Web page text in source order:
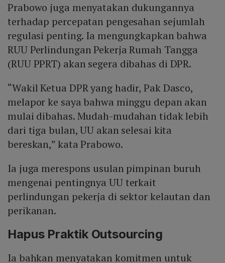
Prabowo juga menyatakan dukungannya
terhadap percepatan pengesahan sejumlah
regulasi penting. Ia mengungkapkan bahwa
RUU Perlindungan Pekerja Rumah Tangga
(RUU PPRT) akan segera dibahas di DPR.
“Wakil Ketua DPR yang hadir, Pak Dasco,
melapor ke saya bahwa minggu depan akan
mulai dibahas. Mudah-mudahan tidak lebih
dari tiga bulan, UU akan selesai kita
bereskan,” kata Prabowo.
Ia juga merespons usulan pimpinan buruh
mengenai pentingnya UU terkait
perlindungan pekerja di sektor kelautan dan
perikanan.
Hapus Praktik Outsourcing
Ia bahkan menyatakan komitmen untuk